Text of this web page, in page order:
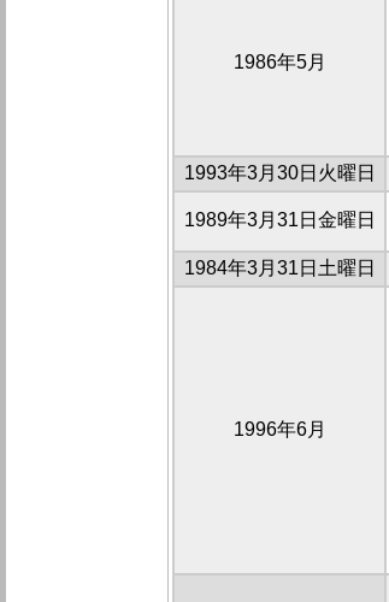
1986年5月
1993年3月30日火曜日
1989年3月31日金曜日
1984年3月31日土曜日
1996年6月